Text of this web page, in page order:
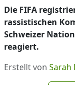
Die FIFA
rassistischen
Schweizer
reagiert.
Erstellt von Sarah